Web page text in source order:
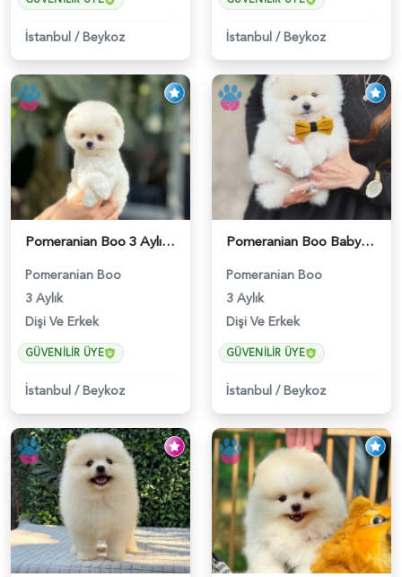
İstanbul /Beykoz İstanbul /Beykoz
Pomeranian Boo 3 Aylık Bebişlerimiz - 6037
Pomeranian Boo
3 Aylık
Dişi Ve Erkek
GÜVENILIR ÜYE
İstanbul /Beykoz
Pomeranian Boo Baby Face Yavrularımız - 6023
Pomeranian Boo
3 Aylık
Dişi Ve Erkek
GÜVENILIR ÜYE
İstanbul /Beykoz